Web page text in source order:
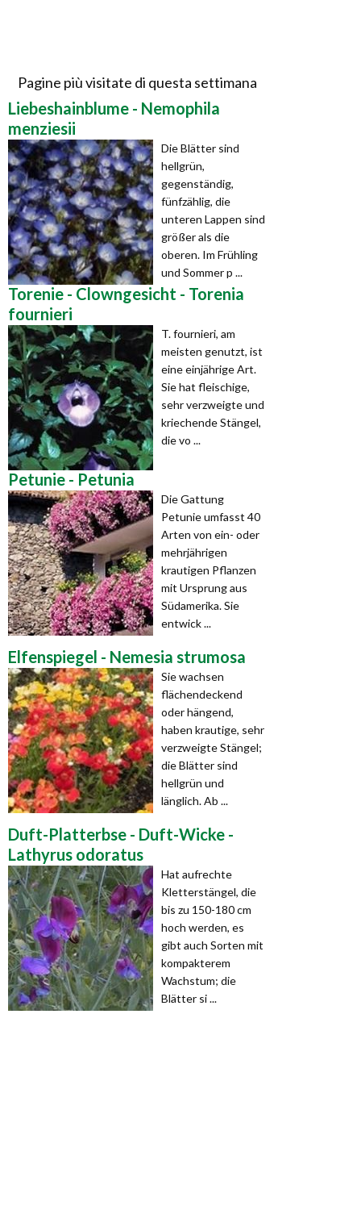
Pagine più visitate di questa settimana
Liebeshainblume - Nemophila
menziesii
Die Blätter sind
hellgrün,
gegenständig,
fünfzählig, die
unteren Lappen sind
größer als die
oberen. Im Frühling
und Sommer p ...
Torenie - Clowngesicht - Torenia
fournieri
T. fournieri, am
meisten genutzt, ist
eine einjährige Art.
Sie hat fleischige,
sehr verzweigte und
kriechende Stängel,
die vo ...
Petunie - Petunia
Die Gattung
Petunie umfasst 40
Arten von ein- oder
mehrjährigen
krautigen Pflanzen
mit Ursprung aus
Südamerika. Sie
entwick ...
Elfenspiegel - Nemesia strumosa
Sie wachsen
flächendeckend
oder hängend,
haben krautige, sehr
verzweigte Stängel;
die Blätter sind
hellgrün und
länglich. Ab ...
Duft-Platterbse - Duft-Wicke -
Lathyrus odoratus
Hat aufrechte
Kletterstängel, die
bis zu 150-180 cm
hoch werden, es
gibt auch Sorten mit
kompakterem
Wachstum; die
Blätter si ...